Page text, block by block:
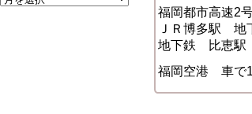
福岡都市高速2
ＪＲ博多駅
地下鉄 比恵駅
福岡空港 車で